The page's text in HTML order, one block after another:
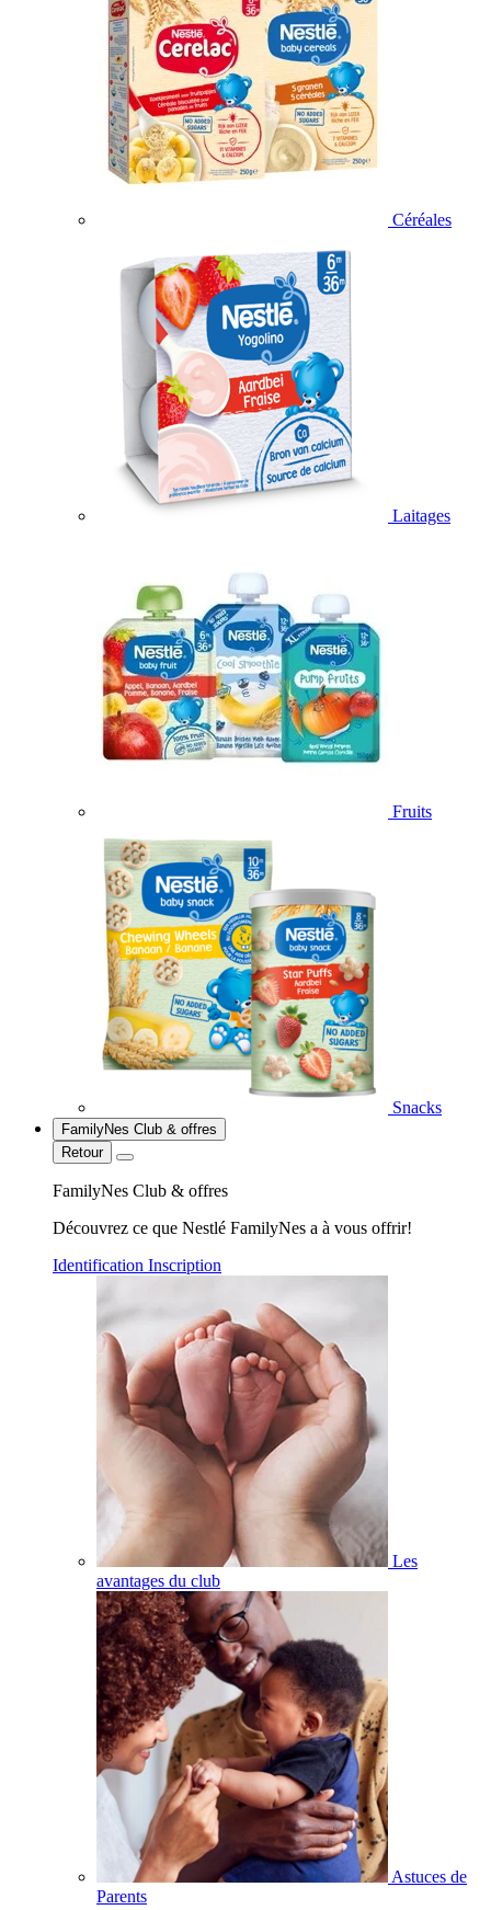
Céréales
Laitages
Fruits
Snacks
FamilyNes Club & offres
Retour
FamilyNes Club & offres
Découvrez ce que Nestlé FamilyNes a à vous offrir!
Identification Inscription
Les
avantages du club
Astuces de
Parents